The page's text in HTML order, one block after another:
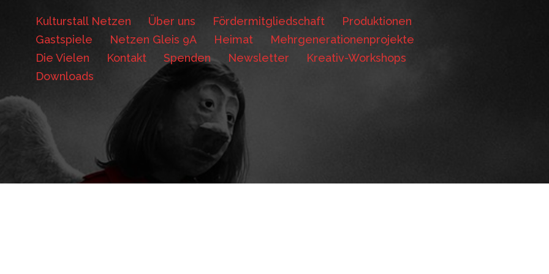
Kulturstall Netzen Über uns Fördermitgliedschaft
Produktionen
Gastspiele
Netzen Gleis 9A Heimat
Mehrgenerationenprojekte
Die Vielen
Kontakt Spenden Newsletter
Kreativ-Workshops
Downloads